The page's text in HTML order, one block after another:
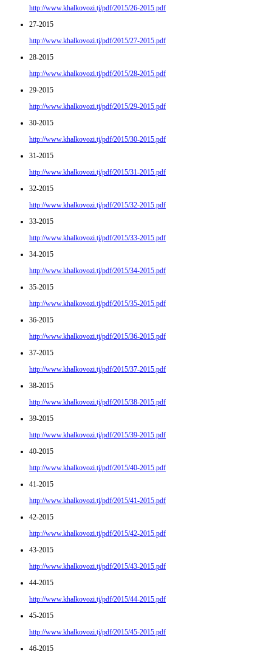
http://www.khalkovozi.tj/pdf/2015/26-2015.pdf
27-2015
http://www.khalkovozi.tj/pdf/2015/27-2015.pdf
28-2015
http://www.khalkovozi.tj/pdf/2015/28-2015.pdf
29-2015
http://www.khalkovozi.tj/pdf/2015/29-2015.pdf
30-2015
http://www.khalkovozi.tj/pdf/2015/30-2015.pdf
31-2015
http://www.khalkovozi.tj/pdf/2015/31-2015.pdf
32-2015
http://www.khalkovozi.tj/pdf/2015/32-2015.pdf
33-2015
http://www.khalkovozi.tj/pdf/2015/33-2015.pdf
34-2015
http://www.khalkovozi.tj/pdf/2015/34-2015.pdf
35-2015
http://www.khalkovozi.tj/pdf/2015/35-2015.pdf
36-2015
http://www.khalkovozi.tj/pdf/2015/36-2015.pdf
37-2015
http://www.khalkovozi.tj/pdf/2015/37-2015.pdf
38-2015
http://www.khalkovozi.tj/pdf/2015/38-2015.pdf
39-2015
http://www.khalkovozi.tj/pdf/2015/39-2015.pdf
40-2015
http://www.khalkovozi.tj/pdf/2015/40-2015.pdf
41-2015
http://www.khalkovozi.tj/pdf/2015/41-2015.pdf
42-2015
http://www.khalkovozi.tj/pdf/2015/42-2015.pdf
43-2015
http://www.khalkovozi.tj/pdf/2015/43-2015.pdf
44-2015
http://www.khalkovozi.tj/pdf/2015/44-2015.pdf
45-2015
http://www.khalkovozi.tj/pdf/2015/45-2015.pdf
46-2015